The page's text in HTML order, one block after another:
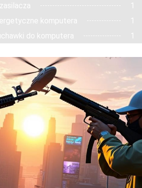
1
komputera
1
do komputera
1